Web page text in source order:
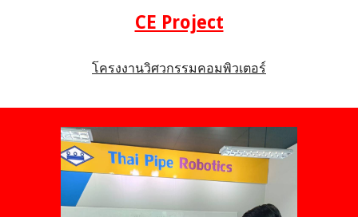
CE Project
โครงงานวิศวกรรมคอมพิวเตอร์